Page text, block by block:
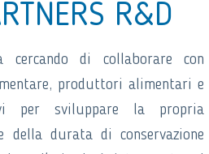
R&D
cercando di collaborare con
produttori alimentari e
per sviluppare la propria
della durata di conservazione